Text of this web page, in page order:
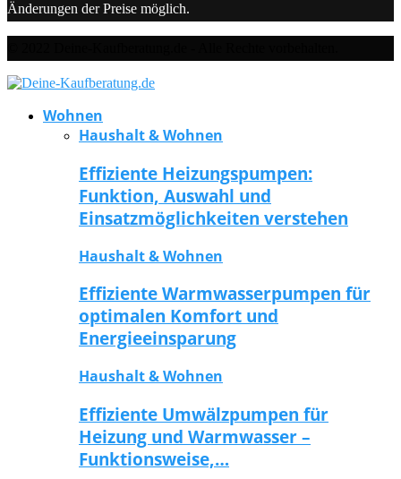
Änderungen der Preise möglich.
Wohnen
Haushalt & Wohnen
Effiziente Heizungspumpen:
Funktion, Auswahl und
Einsatzmöglichkeiten verstehen
Haushalt & Wohnen
Effiziente Warmwasserpumpen für
optimalen Komfort und
Energieeinsparung
Haushalt & Wohnen
Effiziente Umwälzpumpen für
Heizung und Warmwasser –
Funktionsweise,…